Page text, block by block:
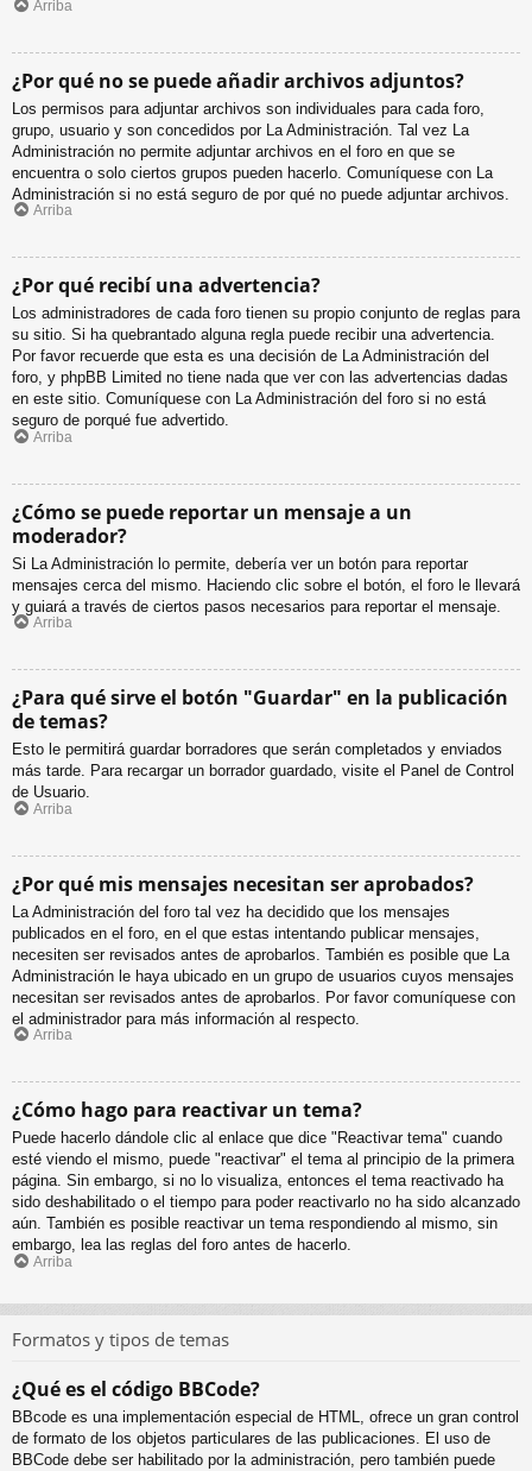
Arriba
¿Por qué no se puede añadir archivos adjuntos?
Los permisos para adjuntar archivos son individuales para cada foro,
grupo, usuario y son concedidos por La Administración. Tal vez La
Administración no permite adjuntar archivos en el foro en que se
encuentra o solo ciertos grupos pueden hacerlo. Comuníquese con La
Administración si no está seguro de por qué no puede adjuntar archivos.
Arriba
¿Por qué recibí una advertencia?
Los administradores de cada foro tienen su propio conjunto de reglas para
su sitio. Si ha quebrantado alguna regla puede recibir una advertencia.
Por favor recuerde que esta es una decisión de La Administración del
foro, y phpBB Limited no tiene nada que ver con las advertencias dadas
en este sitio. Comuníquese con La Administración del foro si no está
seguro de porqué fue advertido.
Arriba
¿Cómo se puede reportar un mensaje a un
moderador?
Si La Administración lo permite, debería ver un botón para reportar
mensajes cerca del mismo. Haciendo clic sobre el botón, el foro le llevará
y guiará a través de ciertos pasos necesarios para reportar el mensaje.
Arriba
¿Para qué sirve el botón "Guardar" en la publicación
de temas?
Esto le permitirá guardar borradores que serán completados y enviados
más tarde. Para recargar un borrador guardado, visite el Panel de Control
de Usuario.
Arriba
¿Por qué mis mensajes necesitan ser aprobados?
La Administración del foro tal vez ha decidido que los mensajes
publicados en el foro, en el que estas intentando publicar mensajes,
necesiten ser revisados antes de aprobarlos. También es posible que La
Administración le haya ubicado en un grupo de usuarios cuyos mensajes
necesitan ser revisados antes de aprobarlos. Por favor comuníquese con
el administrador para más información al respecto.
Arriba
¿Cómo hago para reactivar un tema?
Puede hacerlo dándole clic al enlace que dice "Reactivar tema" cuando
esté viendo el mismo, puede "reactivar" el tema al principio de la primera
página. Sin embargo, si no lo visualiza, entonces el tema reactivado ha
sido deshabilitado o el tiempo para poder reactivarlo no ha sido alcanzado
aún. También es posible reactivar un tema respondiendo al mismo, sin
embargo, lea las reglas del foro antes de hacerlo.
Arriba
Formatos y tipos de temas
¿Qué es el código BBCode?
BBcode es una implementación especial de HTML, ofrece un gran control
de formato de los objetos particulares de las publicaciones. El uso de
BBCode debe ser habilitado por la administración, pero también puede